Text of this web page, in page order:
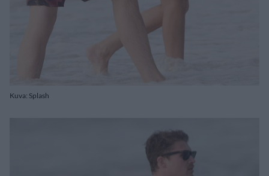
Kuva: Splash